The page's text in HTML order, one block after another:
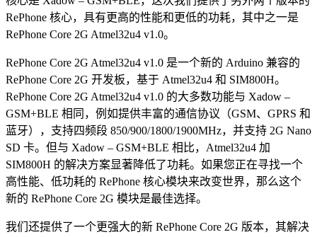
RePhone 核心，具有更高的性能和更低的功耗，其中之一是
RePhone Core 2G Atmel32u4 v1.0。
RePhone Core 2G Atmel32u4 v1.0 是一个新的 Arduino 兼容的
RePhone Core 2G 开发板，基于 Atmel32u4 和 SIM800H。
RePhone Core 2G Atmel32u4 v1.0 的大多数功能与 Xadow –
GSM+BLE 相同，例如提供丰富的通信协议（GSM、GPRS 和
蓝牙），支持四频段 850/900/1800/1900MHz，并支持 2G Nano
SD 卡。但与 Xadow – GSM+BLE 相比，Atmel32u4 加
SIM800H 的解决方案显著降低了功耗。如果您正在寻找一个
高性能、低功耗的 RePhone 核心模块来改变世界，那么这个
新的 RePhone Core 2G 模块是最佳选择。
我们还提供了一个更强大的新 RePhone Core 2G 版本，其解决